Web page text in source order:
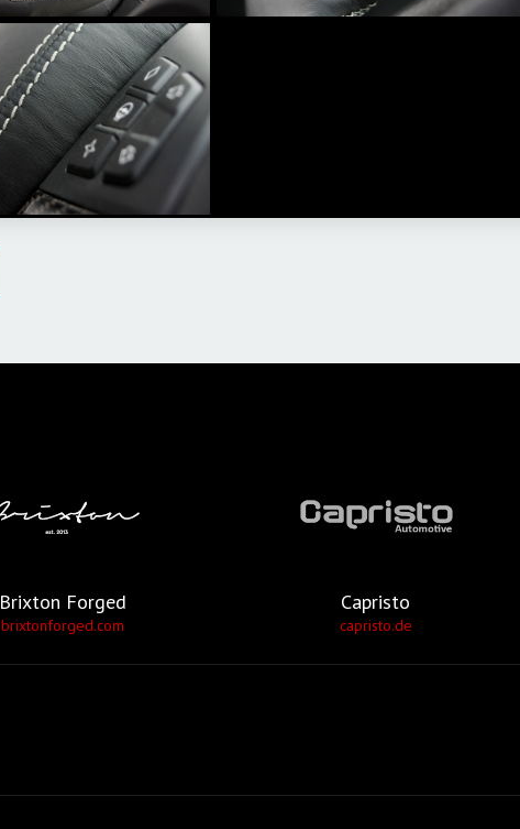
Brixton Forged
brixtonforged.com
Capristo
capristo.de